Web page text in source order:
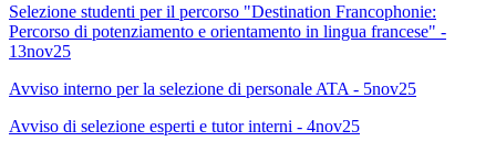
Selezione studenti per il percorso "Destination Francophonie:
Percorso di potenziamento e orientamento in lingua francese" -
13nov25
Avviso interno per la selezione di personale ATA - 5nov25
Avviso di selezione esperti e tutor interni - 4nov25